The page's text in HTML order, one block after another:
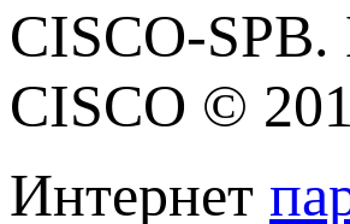
CISCO-SPB.
CISCO ©
Интернет